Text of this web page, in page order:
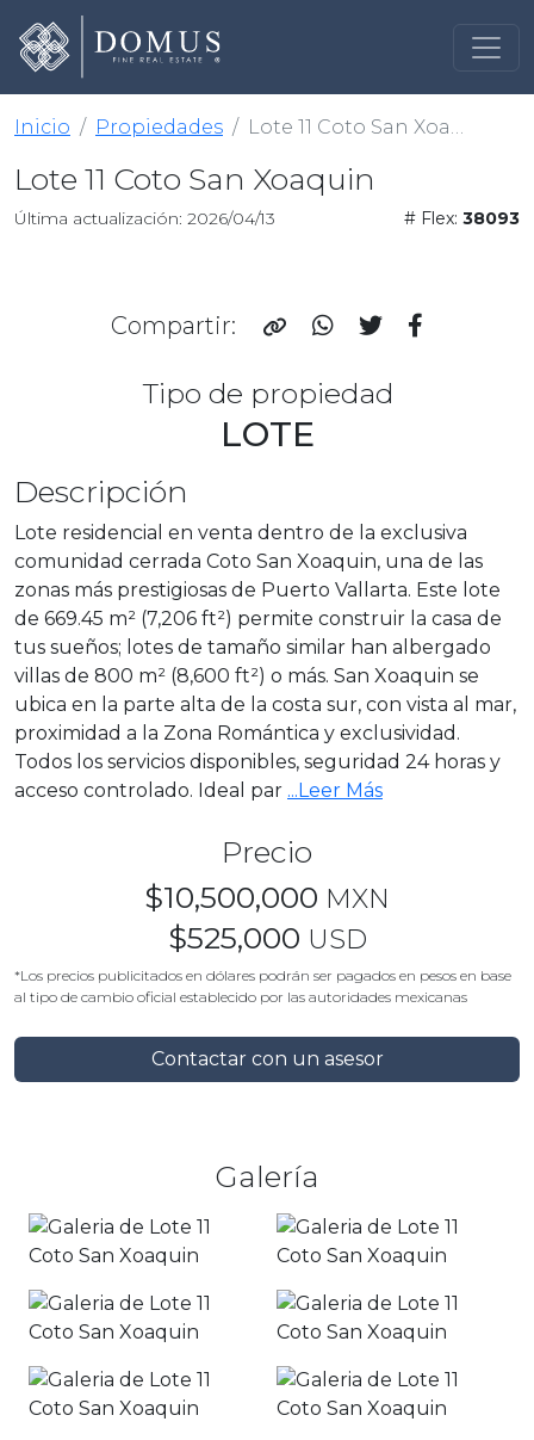
Inicio Propiedades Lote 11 Coto San Xoaquin
Lote 11 Coto San Xoaquin
Última actualización: 2026/04/13 # Flex: 38093
Compartir:
Tipo de propiedad
LOTE
Descripción
Lote residencial en venta dentro de la exclusiva
comunidad cerrada Coto San Xoaquin, una de las
zonas más prestigiosas de Puerto Vallarta. Este lote
de 669.45 m² (7,206 ft²) permite construir la casa de
tus sueños; lotes de tamaño similar han albergado
villas de 800 m² (8,600 ft²) o más. San Xoaquin se
ubica en la parte alta de la costa sur, con vista al mar,
proximidad a la Zona Romántica y exclusividad.
Todos los servicios disponibles, seguridad 24 horas y
acceso controlado. Ideal par ...Leer Más
Precio
$10,500,000 MXN
$525,000 USD
*Los precios publicitados en dólares podrán ser pagados en pesos en base
al tipo de cambio oficial establecido por las autoridades mexicanas
Contactar con un asesor
Galería